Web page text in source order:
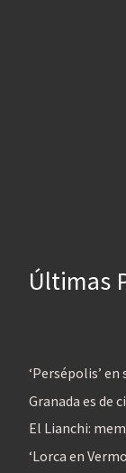
Últimas
‘Persépolis’
Granada es de
El Lianchi:
‘Lorca en